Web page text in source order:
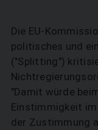
Die EU-
politisches und
("Splitting")
"Damit würde
Einstimmigkeit
der Zustimmung